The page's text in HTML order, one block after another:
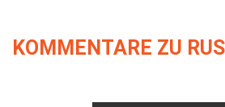
KOMMENTARE ZU